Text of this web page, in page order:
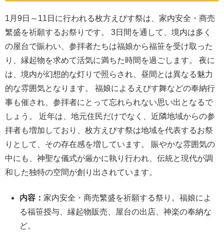
1月9日～11日に行われる枚方えびす祭は、家内安全・商売
繁盛を祈願するお祭りです。 3日間を通して、境内は多く
の屋台で賑わい、参拝者たちは福娘から福笹を受け取った
り、縁起物を求めて活気に満ちた時間を過ごします。 夜に
は、境内が幻想的な灯りで照らされ、昼間とは異なる魅力
的な雰囲気となります。 福娘によるえびす舞などの奉納行
事も催され、参拝者にとって忘れられない思い出となるで
しょう。 近年は、地元住民だけでなく、近隣地域からの参
拝者も増加しており、枚方えびす祭は地域を代表するお祭
りとして、その存在感を増しています。 賑やかな雰囲気の
中にも、神聖な儀式が厳かに執り行われ、伝統と現代が調
和した独特の空間が創り出されています。
内容：家内安全・商売繁盛を祈願する祭り。福娘によ
る福笹授与、縁起物販売、屋台の出店、神楽の奉納な
ど。